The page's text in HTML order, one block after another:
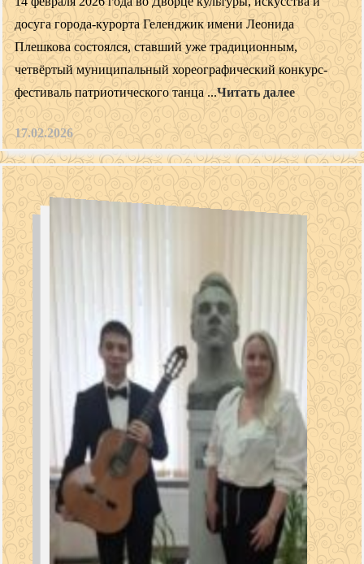
досуга города-курорта Геленджик имени Леонида
Плешкова состоялся, ставший уже традиционным,
четвёртый муниципальный хореографический конкурс-
фестиваль патриотического танца ...Читать далее
17.02.2026